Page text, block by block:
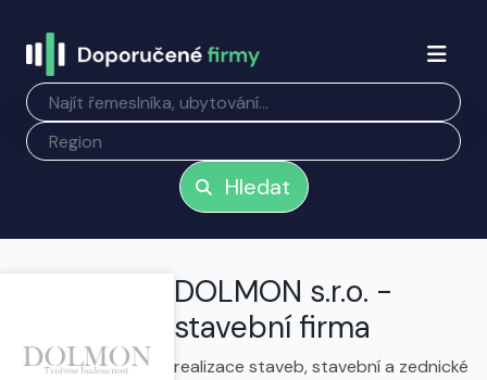
Hledat
DOLMON s.r.o. -
stavební firma
realizace staveb, stavební a zednické